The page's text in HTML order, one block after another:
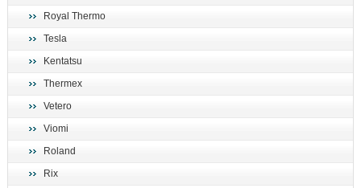
Royal Thermo
Tesla
Kentatsu
Thermex
Vetero
Viomi
Roland
Rix